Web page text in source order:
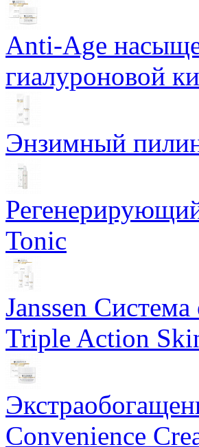
Anti-Age
гиалуроновой
Энзимный
Tonic
Janssen
Triple Action
Convenience